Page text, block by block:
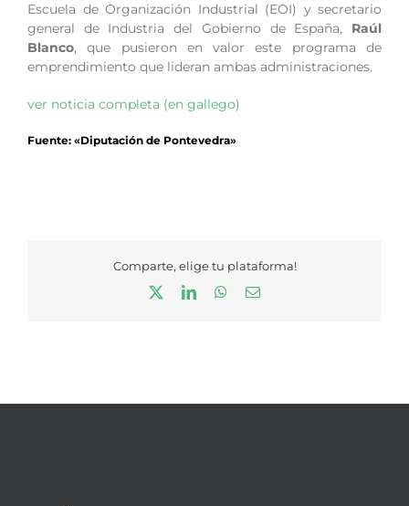
Escuela de Organización Industrial (EOI) y secretario
general de Industria del Gobierno de España, Raúl
Blanco, que pusieron en valor este programa de
emprendimiento que lideran ambas administraciones.
ver noticia completa (en gallego)
Fuente: «Diputación de Pontevedra»
Comparte, elige tu plataforma!
LinkedInWhatsApp
Correo